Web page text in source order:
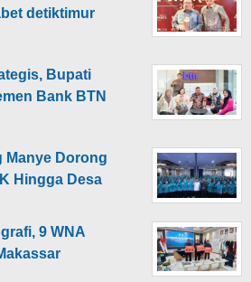
detiktimur
Bupati
Bank BTN
Manye Dorong
Hingga Desa
9 WNA